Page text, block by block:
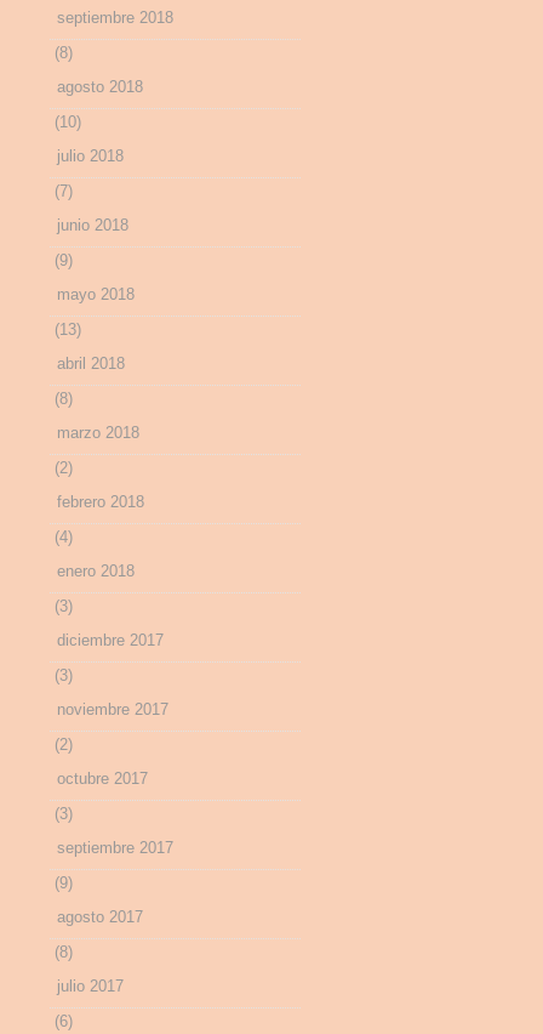
septiembre 2018
(8)
agosto 2018
(10)
julio 2018
(7)
junio 2018
(9)
mayo 2018
(13)
abril 2018
(8)
marzo 2018
(2)
febrero 2018
(4)
enero 2018
(3)
diciembre 2017
(3)
noviembre 2017
(2)
octubre 2017
(3)
septiembre 2017
(9)
agosto 2017
(8)
julio 2017
(6)